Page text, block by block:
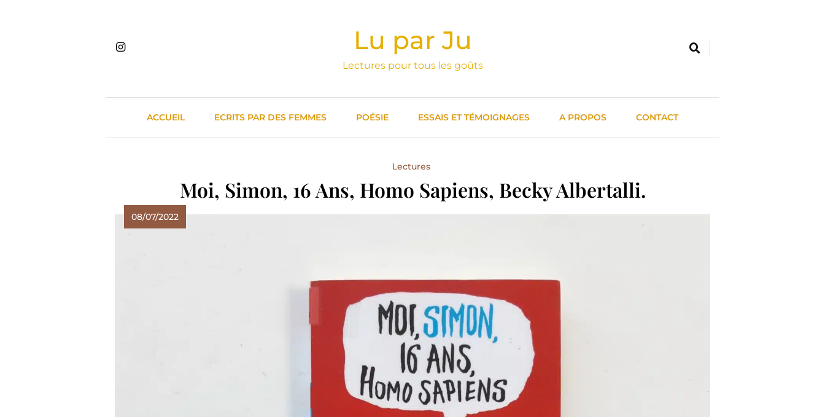
Lu par Ju
Lectures pour tous les goûts
ACCUEIL ECRITS PAR DES FEMMES POÉSIE ESSAIS ET TÉMOIGNAGES A PROPOS CONTACT
Lectures
Moi, Simon, 16 Ans, Homo Sapiens, Becky Albertalli.
08/07/2022